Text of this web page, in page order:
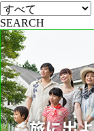
SEARCH